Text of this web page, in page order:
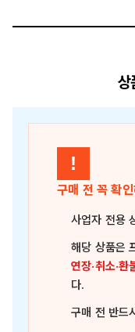
상
!
구매 전 꼭 확
사업자 전용
해당 상품은
연장·취소·
다.
구매 전 반드